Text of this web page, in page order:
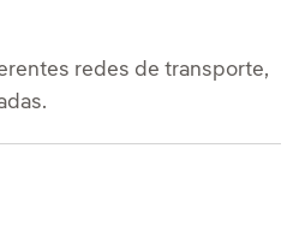
redes de transporte,